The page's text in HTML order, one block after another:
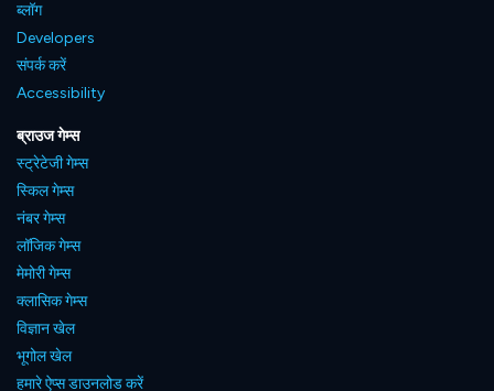
ब्लॉग
Developers
संपर्क करें
Accessibility
ब्राउज गेम्स
स्ट्रेटेजी गेम्स
स्किल गेम्स
नंबर गेम्स
लॉजिक गेम्स
मेमोरी गेम्स
क्लासिक गेम्स
विज्ञान खेल
भूगोल खेल
हमारे ऐप्स डाउनलोड करें